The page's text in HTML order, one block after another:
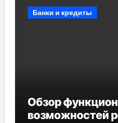
Банки и кредиты
Обзор
возможностей